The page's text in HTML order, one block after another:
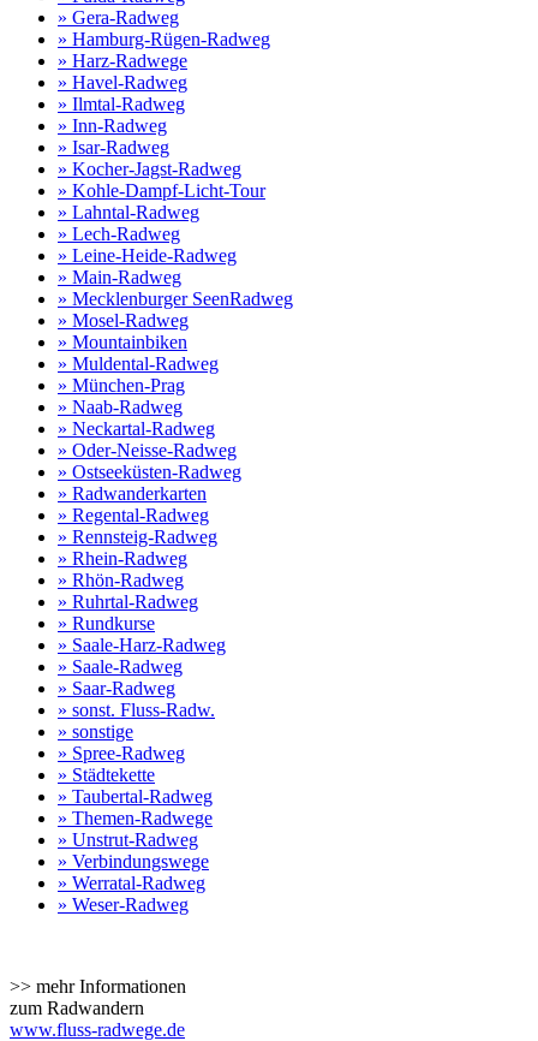
» Gera-Radweg
» Hamburg-Rügen-Radweg
» Harz-Radwege
» Havel-Radweg
» Ilmtal-Radweg
» Inn-Radweg
» Isar-Radweg
» Kocher-Jagst-Radweg
» Kohle-Dampf-Licht-Tour
» Lahntal-Radweg
» Lech-Radweg
» Leine-Heide-Radweg
» Main-Radweg
» Mecklenburger SeenRadweg
» Mosel-Radweg
» Mountainbiken
» Muldental-Radweg
» München-Prag
» Naab-Radweg
» Neckartal-Radweg
» Oder-Neisse-Radweg
» Ostseeküsten-Radweg
» Radwanderkarten
» Regental-Radweg
» Rennsteig-Radweg
» Rhein-Radweg
» Rhön-Radweg
» Ruhrtal-Radweg
» Rundkurse
» Saale-Harz-Radweg
» Saale-Radweg
» Saar-Radweg
» sonst. Fluss-Radw.
» sonstige
» Spree-Radweg
» Städtekette
» Taubertal-Radweg
» Themen-Radwege
» Unstrut-Radweg
» Verbindungswege
» Werratal-Radweg
» Weser-Radweg
>> mehr Informationen
zum Radwandern
www.fluss-radwege.de